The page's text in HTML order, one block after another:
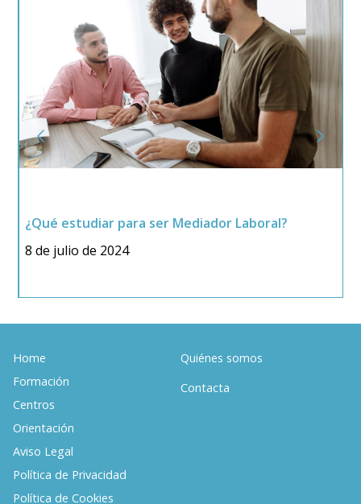
¿Qué estudiar para ser Mediador Laboral?
8 de julio de 2024
Home
Formación
Centros
Orientación
Aviso Legal
Política de Privacidad
Política de Cookies
Quiénes somos
Contacta